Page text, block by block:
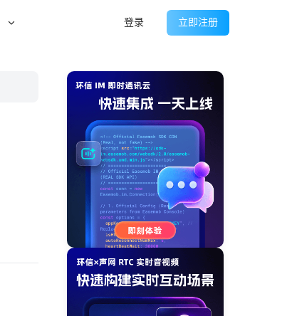
登录 立即注册